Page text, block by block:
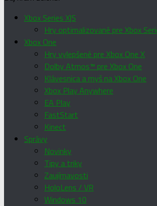
Xbox Series X|S
Hry optimalizované pre Xbox
Xbox One
Hry vylepšené pre Xbox One X
Dolby Atmos™ pre Xbox One
Klávesnica a myš na Xbox One
Xbox Play Anywhere
EA Play
FastStart
Kinect
Správy
Novinky
Tipy a triky
Zaujímavosti
HoloLens / VR
Windows 10